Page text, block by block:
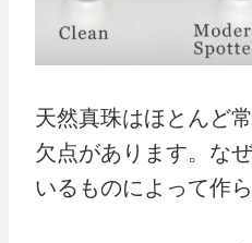
天然真珠はほとんど
欠点があります。な
いるものによって作